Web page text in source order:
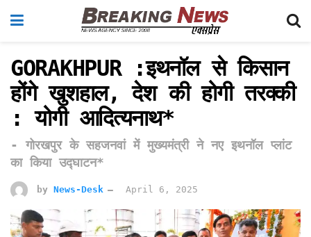
GORAKHPUR :इथनॉल से किसान
होंगे खुशहाल, देश की होगी तरक्की
: योगी आदित्यनाथ*
- गोरखपुर के सहजनवां में मुख्यमंत्री ने नए इथनॉल प्लांट
का किया उद्घाटन*
by News-Desk April 6, 2025